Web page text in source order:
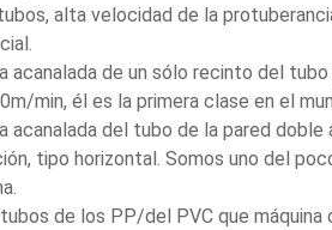
alta velocidad de la
acanalada de un sólo recinto del
min, él es la primera clase en el
acanalada del tubo de la pared
tipo horizontal. Somos uno del
de los PP/del PVC que